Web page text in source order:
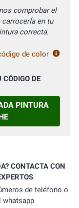
comprobar el
en tu
correcta.
de color
CÓDIGO DE
PINTURA
CONTACTA CON
de teléfono o
whatsapp